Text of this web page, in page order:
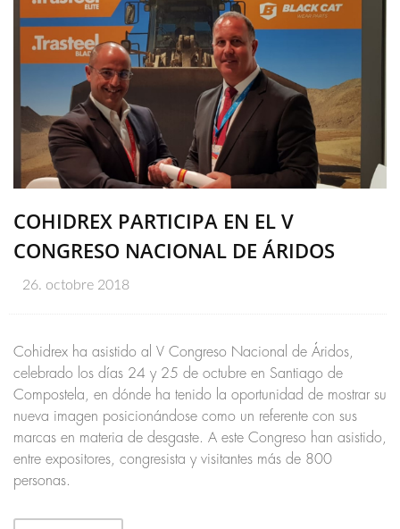
COHIDREX PARTICIPA EN EL V
CONGRESO NACIONAL DE ÁRIDOS
26. octobre 2018
Cohidrex ha asistido al V Congreso Nacional de Áridos,
celebrado los días 24 y 25 de octubre en Santiago de
Compostela, en dónde ha tenido la oportunidad de mostrar su
nueva imagen posicionándose como un referente con sus
marcas en materia de desgaste. A este Congreso han asistido,
entre expositores, congresista y visitantes más de 800
personas.